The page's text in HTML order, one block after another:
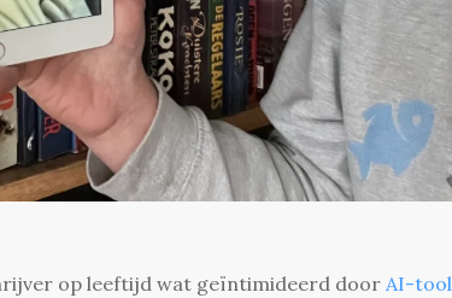
op leeftijd wat geïntimideerd door AI-